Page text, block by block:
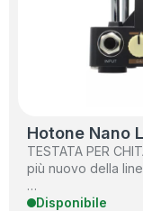
Hotone Nano
TESTATA PER
più nuovo della
…
Disponibile